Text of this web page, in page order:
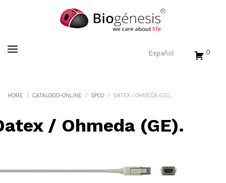
0
HOME CATALOGO-ONLINE SPO2 DATEX / OHMEDA (GE).
/ Ohmeda (GE).